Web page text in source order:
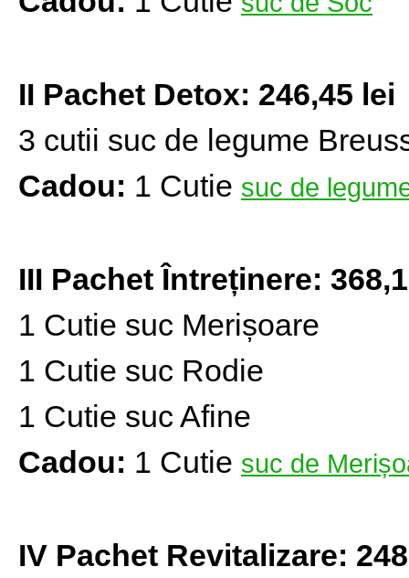
II Pachet Detox: 246,45 lei
3 cutii suc de legume
Cadou: 1 Cutie suc de
III Pachet Întreținere:
1 Cutie suc Merișoare
1 Cutie suc Rodie
1 Cutie suc Afine
Cadou: 1 Cutie suc de
IV Pachet Revitalizare: